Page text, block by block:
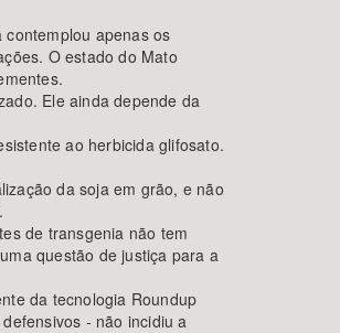
apenas os
O estado do Mato
Ele ainda depende da
ao herbicida glifosato.
da soja em grão, e não
de transgenia não tem
questão de justiça para a
da tecnologia Roundup
- não incidiu a